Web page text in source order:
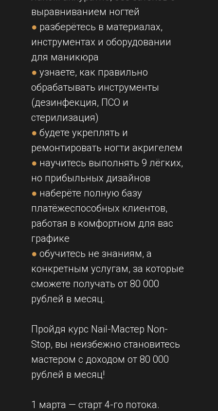
выравниванием ногтей
● разберётесь в материалах,
инструментах и оборудовании
для маникюра
● узнаете, как правильно
обрабатывать инструменты
(дезинфекция, ПСО и
стерилизация)
● будете укреплять и
ремонтировать ногти акригелем
● научитесь выполнять 9 лёгких,
но прибыльных дизайнов
● наберёте полную базу
платёжеспособных клиентов,
работая в комфортном для вас
графике
● обучитесь не знаниям, а
конкретным услугам, за которые
сможете получать от 80 000
рублей в месяц.
Пройдя курс Nail-Мастер Non-
Stop, вы неизбежно становитесь
мастером с доходом от 80 000
рублей в месяц!
1 марта — старт 4-го потока.